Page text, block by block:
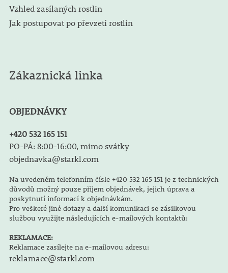
Vzhled zasílaných rostlin
Jak postupovat po převzetí rostlin
Zákaznická linka
OBJEDNÁVKY
+420 532 165 151
PO-PÁ: 8:00-16:00, mimo svátky
objednavka@starkl.com
Na uvedeném telefonním čísle +420 532 165 151 je z technických
důvodů možný pouze příjem objednávek, jejich úprava a
poskytnutí informací k objednávkám.
Pro veškeré jiné dotazy a další komunikaci se zásilkovou
službou využijte následujících e-mailových kontaktů:
REKLAMACE:
Reklamace zasílejte na e-mailovou adresu:
reklamace@starkl.com